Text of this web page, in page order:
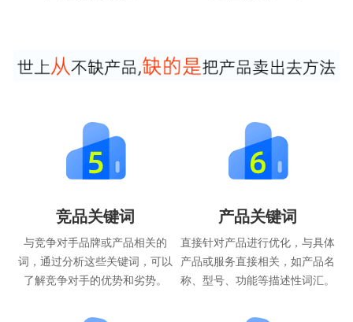
竞品关键词
与竞争对手品牌或产品相关的
词，通过分析这些关键词，可以
了解竞争对手的优势和劣势。
产品关键词
直接针对产品进行优化，与具体
产品或服务直接相关，如产品名
称、型号、功能等描述性词汇。